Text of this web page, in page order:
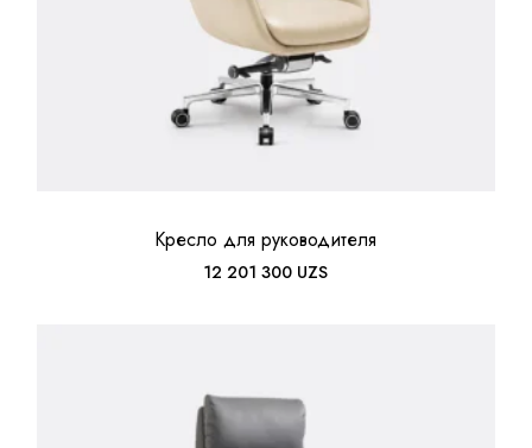
Кресло для руководителя
12 201 300 UZS